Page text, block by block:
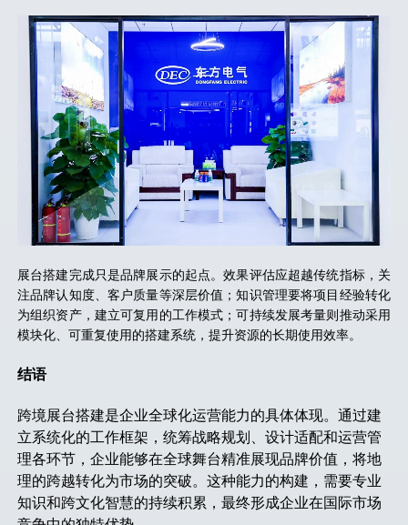
展台搭建完成只是品牌展示的起点。效果评估应超越传统指标，关
注品牌认知度、客户质量等深层价值；知识管理要将项目经验转化
为组织资产，建立可复用的工作模式；可持续发展考量则推动采用
模块化、可重复使用的搭建系统，提升资源的长期使用效率。
结语
跨境展台搭建是企业全球化运营能力的具体体现。通过建
立系统化的工作框架，统筹战略规划、设计适配和运营管
理各环节，企业能够在全球舞台精准展现品牌价值，将地
理的跨越转化为市场的突破。这种能力的构建，需要专业
知识和跨文化智慧的持续积累，最终形成企业在国际市场